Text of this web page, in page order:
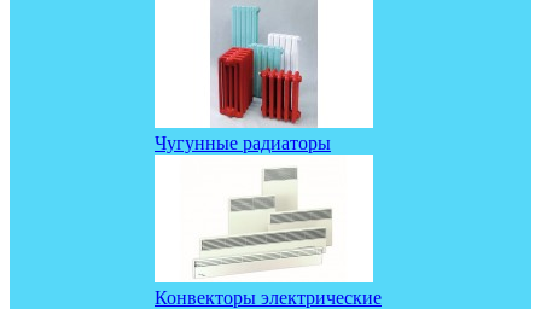
Чугунные радиаторы
Конвекторы электрические